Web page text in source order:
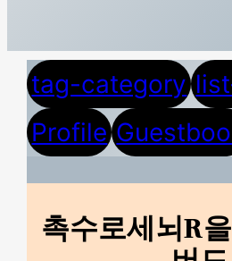
tag-category
Profile
촉수로세뇌R